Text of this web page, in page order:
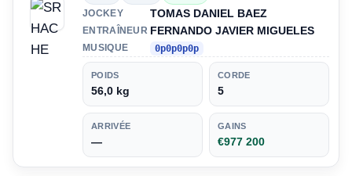
JOCKEY
TOMAS DANIEL BAEZ
ENTRAÎNEUR FERNANDO JAVIER MIGUELES
MUSIQUE 0p0p0p0p
POIDS
56,0 kg
CORDE
5
ARRIVÉE
—
GAINS
€977 200